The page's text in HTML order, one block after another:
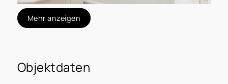
Mehr anzeigen
Objektdaten